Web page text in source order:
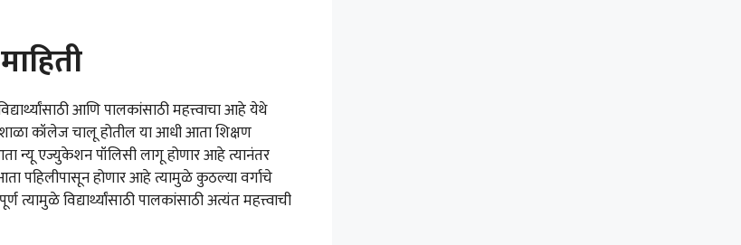
आणि पालकांसाठी महत्त्वाचा आहे येथे
कॉलेज चालू होतील या आधी आता शिक्षण
न्यू एज्युकेशन पॉलिसी लागू होणार आहे त्यानंतर
पहिलीपासून होणार आहे त्यामुळे कुठल्या वर्गाचे
विद्यार्थ्यांसाठी पालकांसाठी अत्यंत महत्त्वाची